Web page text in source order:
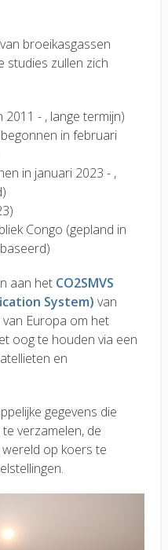
broeikasgassen
studies zullen zich
- , lange termijn)
in februari
in januari 2023 - ,
Congo (gepland in
aan het CO2SMVS
System) van
Europa om het
oog te houden via een
en
gegevens die
verzamelen, de
op koers te